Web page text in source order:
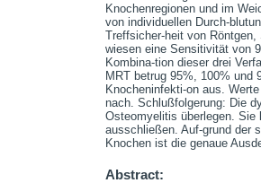
Knochenregionen und im
von individuellen Durch-
Treffsicher-heit von
wiesen eine Sensitivität von
Kombina-tion dieser drei
MRT betrug 95%, 100%
Knocheninfekti-on aus.
nach. Schlußfolgerung: Die
Osteomyelitis überlegen. Sie
ausschließen. Auf-grund der
Knochen ist die genaue
Abstract: